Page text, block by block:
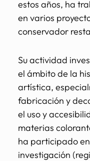
estos años, ha
en varios
conservador
Su actividad
el ámbito de la
artística,
fabricación y
el uso y
materias
ha participado
investigación